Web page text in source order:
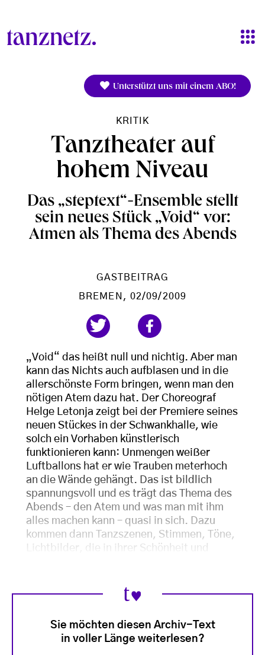
Unterstützt uns mit einem ABO!
KRITIK
Tanztheater auf
hohem Niveau
Das „steptext“-Ensemble stellt
sein neues Stück „Void“ vor:
Atmen als Thema des Abends
GASTBEITRAG
BREMEN , 02/09/2009
„Void“ das heißt null und nichtig. Aber man
kann das Nichts auch aufblasen und in die
allerschönste Form bringen, wenn man den
nötigen Atem dazu hat. Der Choreograf
Helge Letonja zeigt bei der Premiere seines
neuen Stückes in der Schwankhalle, wie
solch ein Vorhaben künstlerisch
funktionieren kann: Unmengen weißer
Luftballons hat er wie Trauben meterhoch
an die Wände gehängt. Das ist bildlich
spannungsvoll und es trägt das Thema des
Abends – den Atem und was man mit ihm
alles machen kann – quasi in sich. Dazu
kommen dann Tanzszenen, Stimmen, Töne,
Lichtbilder, die in ihrer Schönheit und
Sie möchten diesen Archiv-Text
in voller Länge weiterlesen?